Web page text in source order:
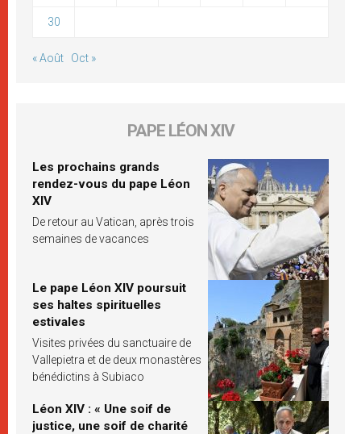
30
« Août Oct »
PAPE LÉON XIV
Les prochains grands
rendez-vous du pape Léon
XIV
De retour au Vatican, après trois
semaines de vacances
Le pape Léon XIV poursuit
ses haltes spirituelles
estivales
Visites privées du sanctuaire de
Vallepietra et de deux monastères
bénédictins à Subiaco
Léon XIV : « Une soif de
justice, une soif de charité